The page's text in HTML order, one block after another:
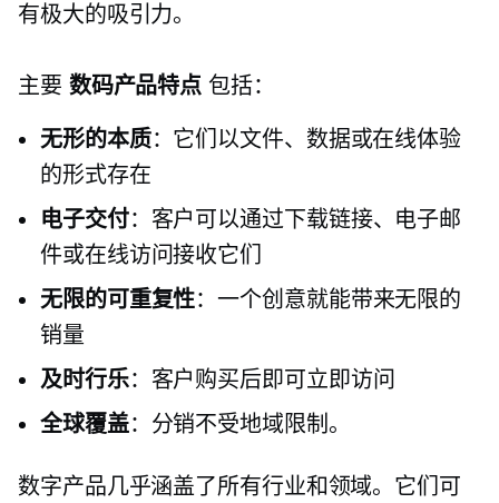
有极大的吸引力。
主要 数码产品特点 包括：
无形的本质：它们以文件、数据或在线体验
的形式存在
电子交付：客户可以通过下载链接、电子邮
件或在线访问接收它们
无限的可重复性：一个创意就能带来无限的
销量
及时行乐：客户购买后即可立即访问
全球覆盖：分销不受地域限制。
数字产品几乎涵盖了所有行业和领域。它们可